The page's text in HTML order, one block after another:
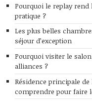
Pourquoi le replay rend
pratique ?
Les plus belles
séjour d’exception
Pourquoi visiter le
alliances ?
Résidence principale
comprendre pour faire